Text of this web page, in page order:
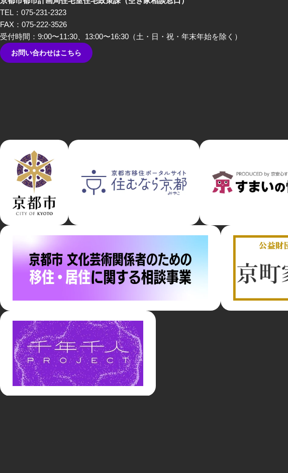
したときにすぐ思い浮かぶ職業の
TEL：075-231-2323
FAX：075-222-3526
受付時間：9:00〜11:30、13:00〜16:30 （土・日・祝・年末年始を除く）
お問い合わせはこちら